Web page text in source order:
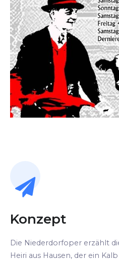
Konzept
Die Niederdorfoper erzählt
Heiri aus Hausen, der ein